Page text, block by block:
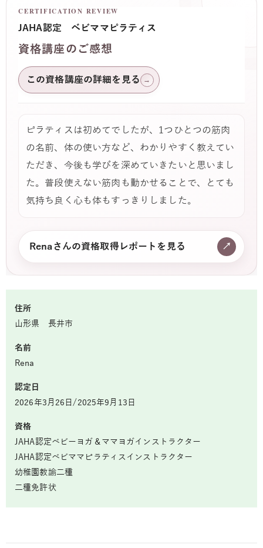
CERTIFICATION REVIEW
JAHA認定 ベビママピラティス
資格講座のご感想
この資格講座の詳細を見る →
ピラティスは初めてでしたが、1つひとつの筋肉
の名前、体の使い方など、わかりやすく教えてい
ただき、今後も学びを深めていきたいと思いまし
た。普段使えない筋肉も動かせることで、とても
気持ち良く心も体もすっきりしました。
Renaさんの資格取得レポートを見る ↗
住所
山形県 長井市
名前
Rena
認定日
2026年3月26日/2025年9月13日
資格
JAHA認定ベビーヨガ＆ママヨガインストラクター
JAHA認定ベビママピラティスインストラクター
幼稚園教諭二種
二種免許状